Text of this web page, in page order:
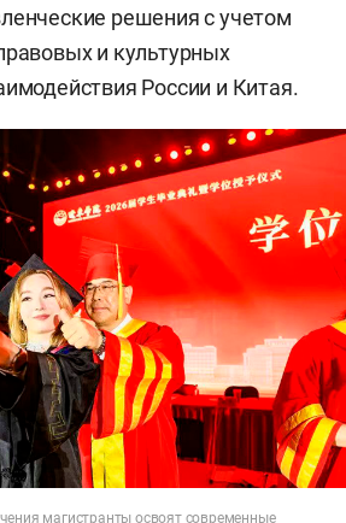
решения с учетом
и культурных
России и Китая.
магистранты освоят современные